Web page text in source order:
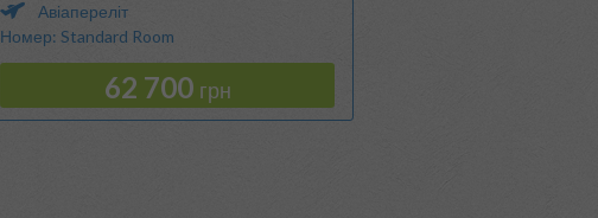
Авіапереліт
Номер: Standard Room
62 700 грн